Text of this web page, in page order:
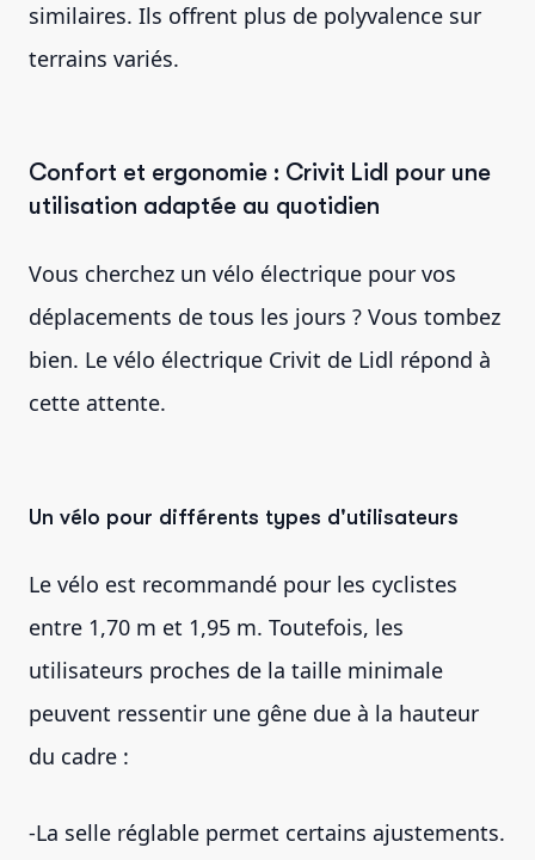
similaires. Ils offrent plus de polyvalence sur
terrains variés.
Confort et ergonomie : Crivit Lidl pour une
utilisation adaptée au quotidien
Vous cherchez un vélo électrique pour vos
déplacements de tous les jours ? Vous tombez
bien. Le vélo électrique Crivit de Lidl répond à
cette attente.
Un vélo pour différents types d'utilisateurs
Le vélo est recommandé pour les cyclistes
entre 1,70 m et 1,95 m. Toutefois, les
utilisateurs proches de la taille minimale
peuvent ressentir une gêne due à la hauteur
du cadre :
-La selle réglable permet certains ajustements.